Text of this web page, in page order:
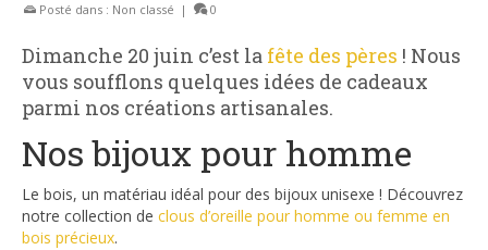
Posté dans : Non classé | 0
Dimanche 20 juin c’est la fête des pères ! Nous
vous soufflons quelques idées de cadeaux
parmi nos créations artisanales.
Nos bijoux pour homme
Le bois, un matériau idéal pour des bijoux unisexe ! Découvrez
notre collection de clous d’oreille pour homme ou femme en
bois précieux.